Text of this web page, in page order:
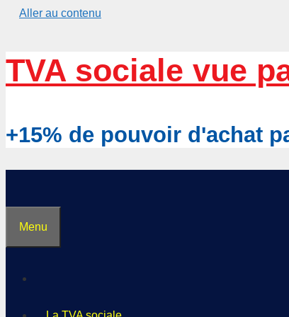
Aller au contenu
TVA sociale vue
+15% de pouvoir d'achat
Menu